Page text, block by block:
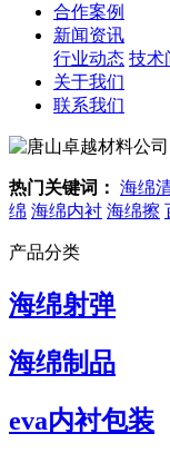
合作案例
新闻资讯
行业动态 技术
关于我们
联系我们
热门关键词： 海绵
绵 海绵内衬 海绵擦
产品分类
海绵射弹
海绵制品
eva内衬包装